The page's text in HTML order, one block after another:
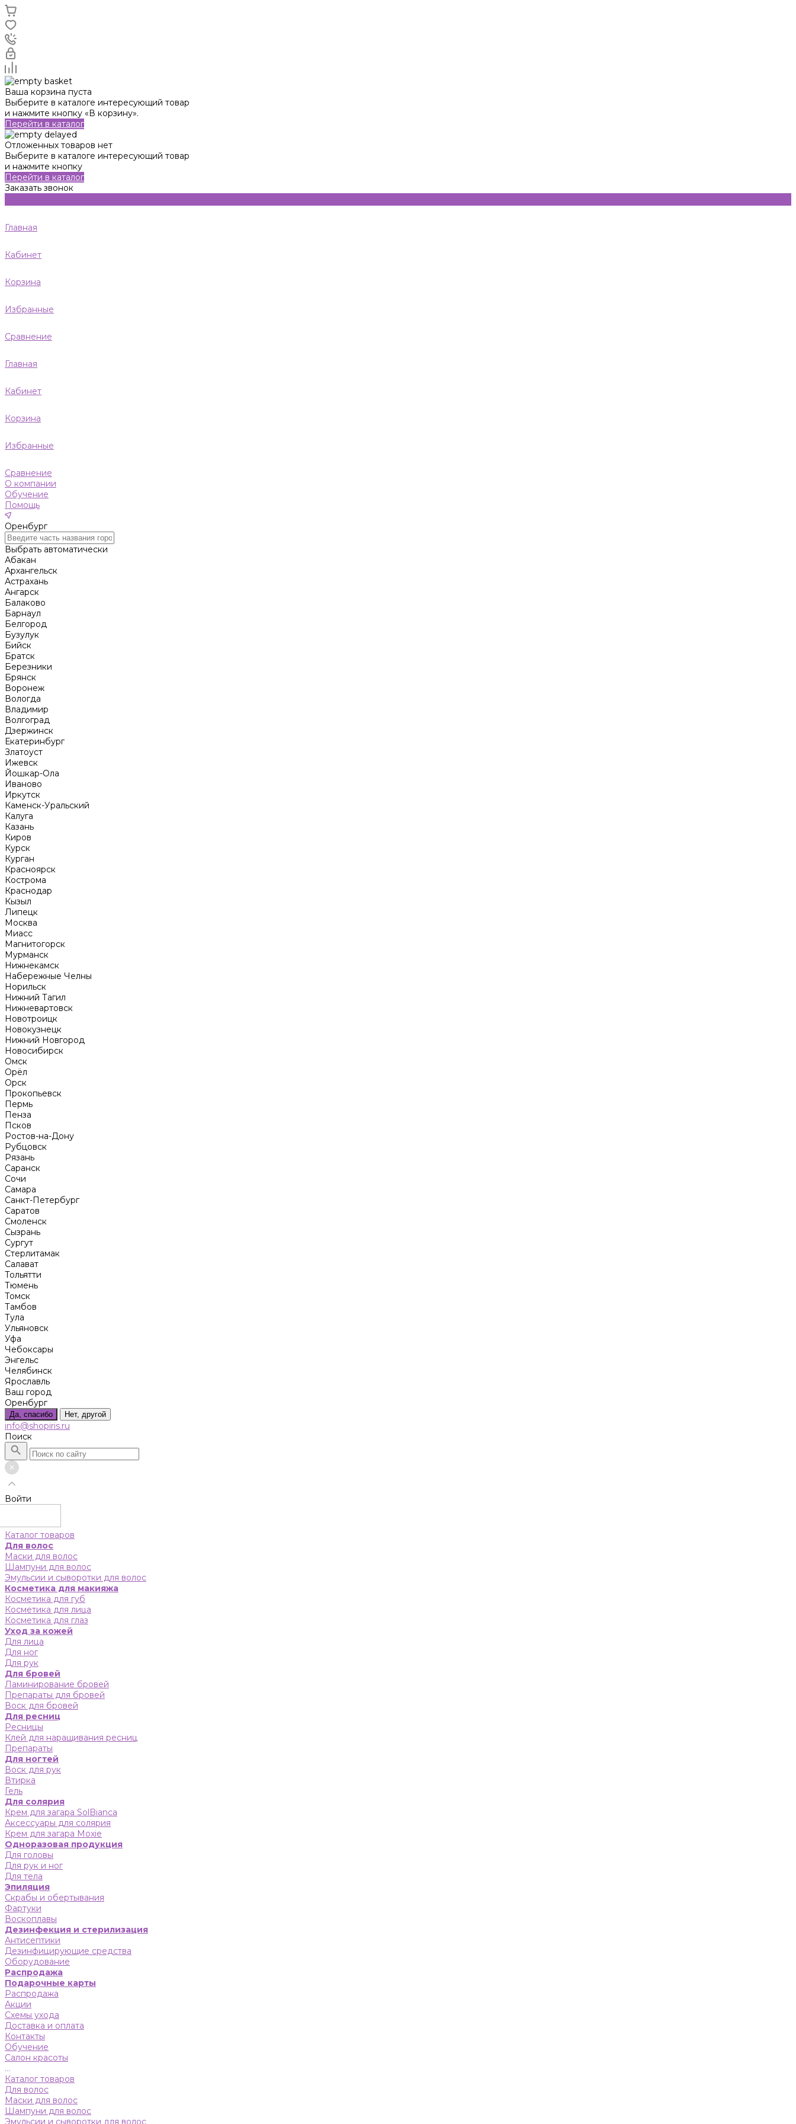
Ваша корзина пуста
Выберите в каталоге интересующий товар
и нажмите кнопку «В корзину».
Перейти в каталог
Отложенных товаров нет
Выберите в каталоге интересующий товар
и нажмите кнопку
Перейти в каталог
Заказать звонок
Главная
Кабинет
Корзина
Избранные
Сравнение
Главная
Кабинет
Корзина
Избранные
Сравнение
О компании
Обучение
Помощь
Оренбург
Выбрать автоматически
Абакан
Архангельск
Астрахань
Ангарск
Балаково
Барнаул
Белгород
Бузулук
Бийск
Братск
Березники
Брянск
Воронеж
Вологда
Владимир
Волгоград
Дзержинск
Екатеринбург
Златоуст
Ижевск
Йошкар-Ола
Иваново
Иркутск
Каменск-Уральский
Калуга
Казань
Киров
Курск
Курган
Красноярск
Кострома
Краснодар
Кызыл
Липецк
Москва
Миасс
Магнитогорск
Мурманск
Нижнекамск
Набережные Челны
Норильск
Нижний Тагил
Нижневартовск
Новотроицк
Новокузнецк
Нижний Новгород
Новосибирск
Омск
Орёл
Орск
Прокопьевск
Пермь
Пенза
Псков
Ростов-на-Дону
Рубцовск
Рязань
Саранск
Сочи
Самара
Санкт-Петербург
Саратов
Смоленск
Сызрань
Сургут
Стерлитамак
Салават
Тольятти
Тюмень
Томск
Тамбов
Тула
Ульяновск
Уфа
Чебоксары
Энгельс
Челябинск
Ярославль
Ваш город
Оренбург
Да, спасибо Нет, другой
info@shopiris.ru
Поиск
Войти
Каталог товаров
Для волос
Маски для волос
Шампуни для волос
Эмульсии и сыворотки для волос
Косметика для макияжа
Косметика для губ
Косметика для лица
Косметика для глаз
Уход за кожей
Для лица
Для ног
Для рук
Для бровей
Ламинирование бровей
Препараты для бровей
Воск для бровей
Для ресниц
Ресницы
Клей для наращивания ресниц
Препараты
Для ногтей
Воск для рук
Втирка
Гель
Для солярия
Крем для загара SolBianca
Аксессуары для солярия
Крем для загара Moxie
Одноразовая продукция
Для головы
Для рук и ног
Для тела
Эпиляция
Скрабы и обертывания
Фартуки
Воскоплавы
Дезинфекция и стерилизация
Антисептики
Дезинфицирующие средства
Оборудование
Распродажа
Подарочные карты
Распродажа
Акции
Схемы ухода
Доставка и оплата
Контакты
Обучение
Салон красоты
...
Каталог товаров
Для волос
Маски для волос
Шампуни для волос
Эмульсии и сыворотки для волос